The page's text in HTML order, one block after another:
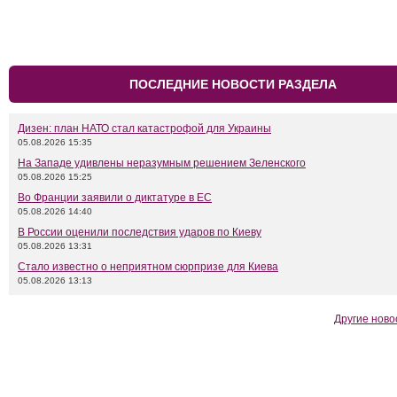
ПОСЛЕДНИЕ НОВОСТИ РАЗДЕЛА
Дизен: план НАТО стал катастрофой для Украины
05.08.2026 15:35
На Западе удивлены неразумным решением Зеленского
05.08.2026 15:25
Во Франции заявили о диктатуре в ЕС
05.08.2026 14:40
В России оценили последствия ударов по Киеву
05.08.2026 13:31
Стало известно о неприятном сюрпризе для Киева
05.08.2026 13:13
Другие